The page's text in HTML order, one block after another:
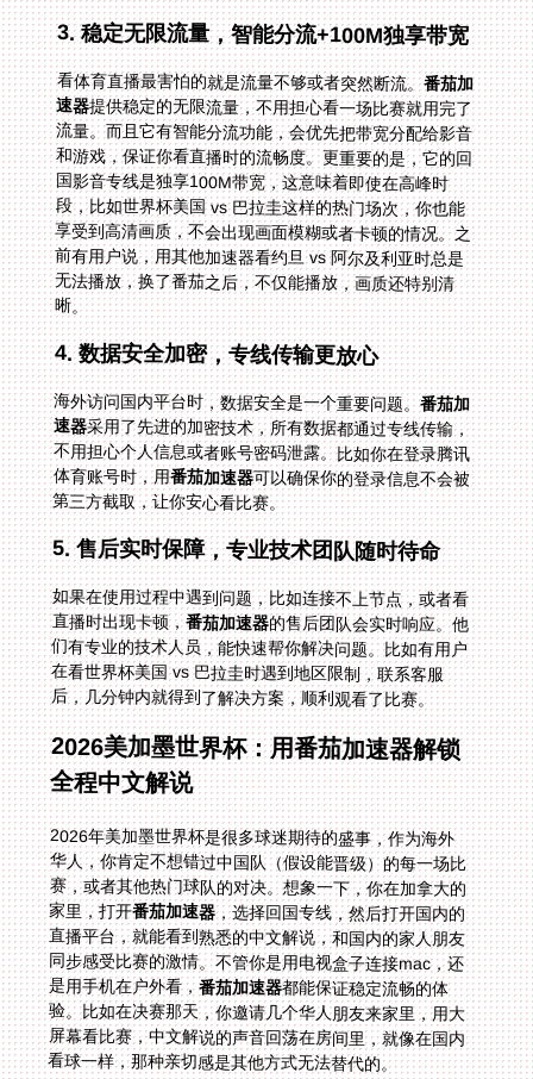
3. 稳定无限流量，智能分流+100M独享带宽
看体育直播最害怕的就是流量不够或者突然断流。番茄加
速器提供稳定的无限流量，不用担心看一场比赛就用完了
流量。而且它有智能分流功能，会优先把带宽分配给影音
和游戏，保证你看直播时的流畅度。更重要的是，它的回
国影音专线是独享100M带宽，这意味着即使在高峰时
段，比如世界杯美国 vs 巴拉圭这样的热门场次，你也能
享受到高清画质，不会出现画面模糊或者卡顿的情况。之
前有用户说，用其他加速器看约旦 vs 阿尔及利亚时总是
无法播放，换了番茄之后，不仅能播放，画质还特别清
晰。
4. 数据安全加密，专线传输更放心
海外访问国内平台时，数据安全是一个重要问题。番茄加
速器采用了先进的加密技术，所有数据都通过专线传输，
不用担心个人信息或者账号密码泄露。比如你在登录腾讯
体育账号时，用番茄加速器可以确保你的登录信息不会被
第三方截取，让你安心看比赛。
5. 售后实时保障，专业技术团队随时待命
如果在使用过程中遇到问题，比如连接不上节点，或者看
直播时出现卡顿，番茄加速器的售后团队会实时响应。他
们有专业的技术人员，能快速帮你解决问题。比如有用户
在看世界杯美国 vs 巴拉圭时遇到地区限制，联系客服
后，几分钟内就得到了解决方案，顺利观看了比赛。
2026美加墨世界杯：用番茄加速器解锁
全程中文解说
2026年美加墨世界杯是很多球迷期待的盛事，作为海外
华人，你肯定不想错过中国队（假设能晋级）的每一场比
赛，或者其他热门球队的对决。想象一下，你在加拿大的
家里，打开番茄加速器，选择回国专线，然后打开国内的
直播平台，就能看到熟悉的中文解说，和国内的家人朋友
同步感受比赛的激情。不管你是用电视盒子连接mac，还
是用手机在户外看，番茄加速器都能保证稳定流畅的体
验。比如在决赛那天，你邀请几个华人朋友来家里，用大
屏幕看比赛，中文解说的声音回荡在房间里，就像在国内
看球一样，那种亲切感是其他方式无法替代的。